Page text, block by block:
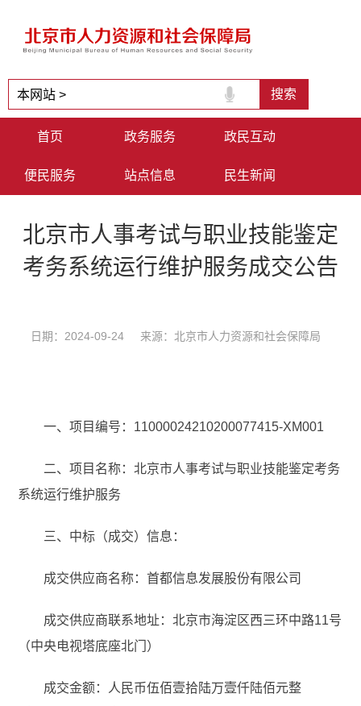
首页 政务服务 政民互动
便民服务 站点信息 民生新闻
北京市人事考试与职业技能鉴定
考务系统运行维护服务成交公告
日期：2024-09-24 来源：北京市人力资源和社会保障局
一、项目编号：11000024210200077415-XM001
二、项目名称：北京市人事考试与职业技能鉴定考务
系统运行维护服务
三、中标（成交）信息：
成交供应商名称：首都信息发展股份有限公司
成交供应商联系地址：北京市海淀区西三环中路11号
（中央电视塔底座北门）
成交金额：人民币伍佰壹拾陆万壹仟陆佰元整